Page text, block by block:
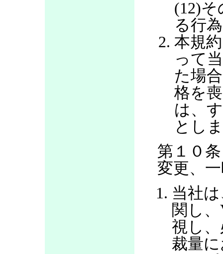
(12)
る行
本規
って
た場
格を
は、
とし
第１０
変更、
当社
関し
視し
裁量